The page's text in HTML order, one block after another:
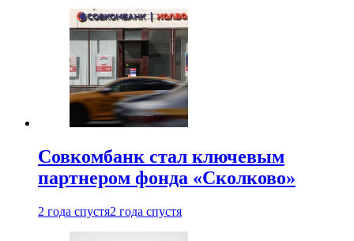
Совкомбанк стал ключевым
партнером фонда «Сколково»
2 года спустя2 года спустя